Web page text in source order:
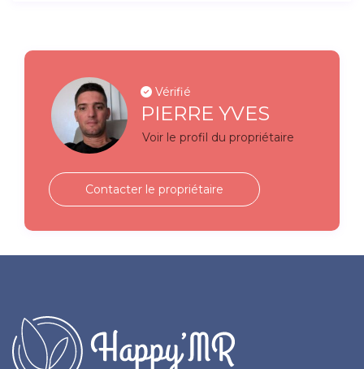
Vérifié
PIERRE YVES
Voir le profil du propriétaire
Contacter le propriétaire